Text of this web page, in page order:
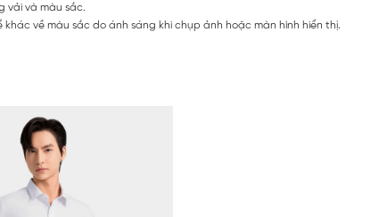
vải và màu sắc.
về màu sắc do ánh sáng khi chụp ảnh hoặc màn hình hiển thị.